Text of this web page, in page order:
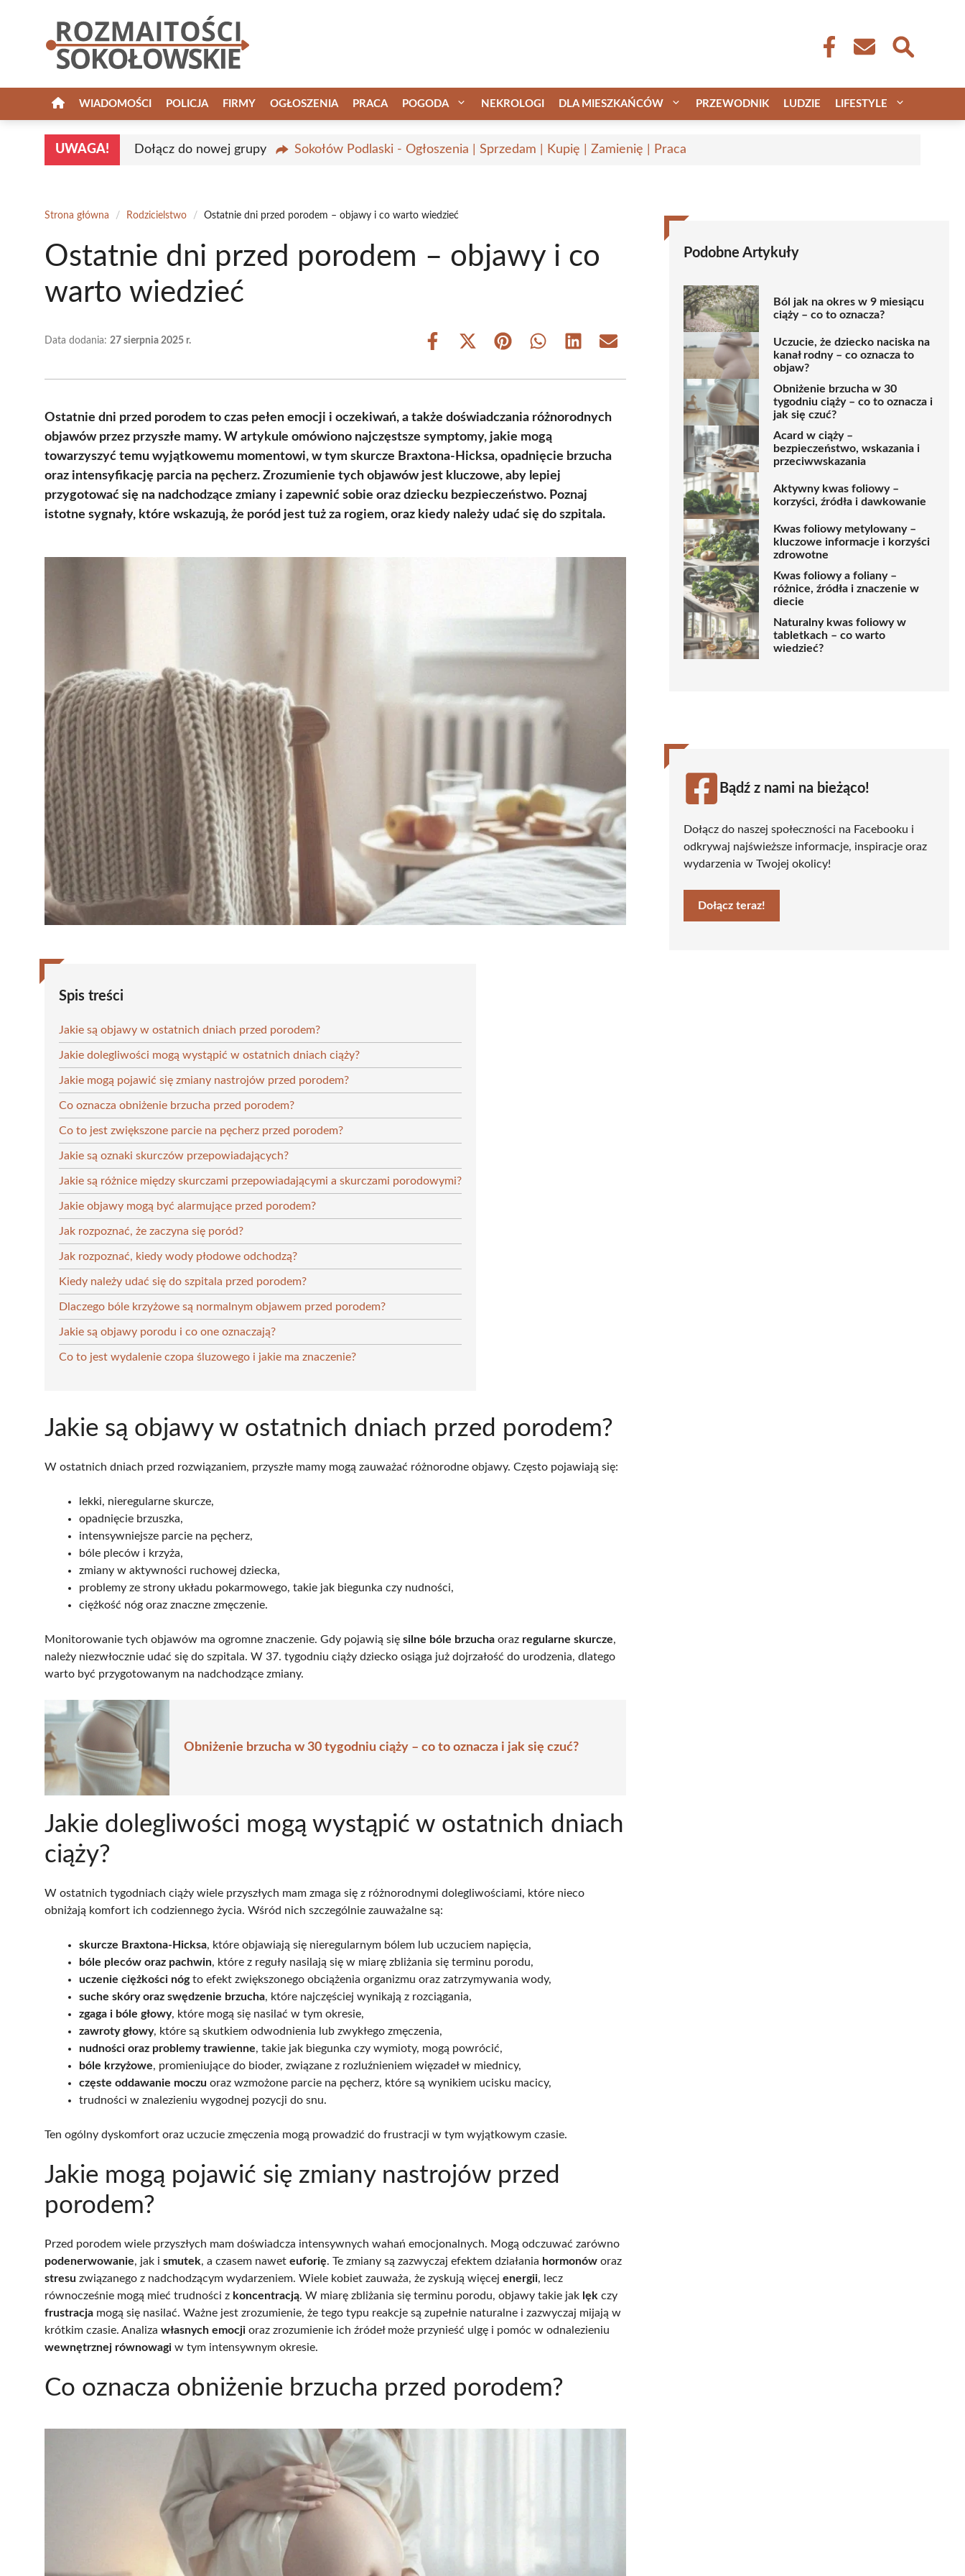
WIADOMOŚCI POLICJA FIRMY OGŁOSZENIA PRACA POGODA NEKROLOGI DLA MIESZKAŃCÓW PRZEWODNIK LUDZIE LIFESTYLE
UWAGA! Dołącz do nowej grupy Sokołów Podlaski - Ogłoszenia | Sprzedam | Kupię | Zamienię | Praca
Strona główna / Rodzicielstwo / Ostatnie dni przed porodem – objawy i co warto wiedzieć
Ostatnie dni przed porodem – objawy i co
warto wiedzieć
Data dodania: 27 sierpnia 2025 r.
Share
Share
(Twitter)
Share Share Share Share
Ostatnie dni przed porodem to czas pełen emocji i oczekiwań, a także doświadczania różnorodnych
objawów przez przyszłe mamy. W artykule omówiono najczęstsze symptomy, jakie mogą
towarzyszyć temu wyjątkowemu momentowi, w tym skurcze Braxtona-Hicksa, opadnięcie brzucha
oraz intensyfikację parcia na pęcherz. Zrozumienie tych objawów jest kluczowe, aby lepiej
przygotować się na nadchodzące zmiany i zapewnić sobie oraz dziecku bezpieczeństwo. Poznaj
istotne sygnały, które wskazują, że poród jest tuż za rogiem, oraz kiedy należy udać się do szpitala.
Spis treści
Jakie są objawy w ostatnich dniach przed porodem?
Jakie dolegliwości mogą wystąpić w ostatnich dniach ciąży?
Jakie mogą pojawić się zmiany nastrojów przed porodem?
Co oznacza obniżenie brzucha przed porodem?
Co to jest zwiększone parcie na pęcherz przed porodem?
Jakie są oznaki skurczów przepowiadających?
Jakie są różnice między skurczami przepowiadającymi a skurczami porodowymi?
Jakie objawy mogą być alarmujące przed porodem?
Jak rozpoznać, że zaczyna się poród?
Jak rozpoznać, kiedy wody płodowe odchodzą?
Kiedy należy udać się do szpitala przed porodem?
Dlaczego bóle krzyżowe są normalnym objawem przed porodem?
Jakie są objawy porodu i co one oznaczają?
Co to jest wydalenie czopa śluzowego i jakie ma znaczenie?
Jakie są objawy w ostatnich dniach przed porodem?
W ostatnich dniach przed rozwiązaniem, przyszłe mamy mogą zauważać różnorodne objawy. Często pojawiają się:
lekki, nieregularne skurcze,
opadnięcie brzuszka,
intensywniejsze parcie na pęcherz,
bóle pleców i krzyża,
zmiany w aktywności ruchowej dziecka,
problemy ze strony układu pokarmowego, takie jak biegunka czy nudności,
ciężkość nóg oraz znaczne zmęczenie.
Monitorowanie tych objawów ma ogromne znaczenie. Gdy pojawią się silne bóle brzucha oraz regularne skurcze,
należy niezwłocznie udać się do szpitala. W 37. tygodniu ciąży dziecko osiąga już dojrzałość do urodzenia, dlatego
warto być przygotowanym na nadchodzące zmiany.
Obniżenie brzucha w 30 tygodniu ciąży – co to oznacza i jak się czuć?
Jakie dolegliwości mogą wystąpić w ostatnich dniach
ciąży?
W ostatnich tygodniach ciąży wiele przyszłych mam zmaga się z różnorodnymi dolegliwościami, które nieco
obniżają komfort ich codziennego życia. Wśród nich szczególnie zauważalne są:
skurcze Braxtona-Hicksa, które objawiają się nieregularnym bólem lub uczuciem napięcia,
bóle pleców oraz pachwin, które z reguły nasilają się w miarę zbliżania się terminu porodu,
uczenie ciężkości nógto efekt zwiększonego obciążenia organizmu oraz zatrzymywania wody,
suche skóry oraz swędzenie brzucha, które najczęściej wynikają z rozciągania,
zgaga i bóle głowy, które mogą się nasilać w tym okresie,
zawroty głowy, które są skutkiem odwodnienia lub zwykłego zmęczenia,
nudności oraz problemy trawienne, takie jak biegunka czy wymioty, mogą powrócić,
bóle krzyżowe, promieniujące do bioder, związane z rozluźnieniem więzadeł w miednicy,
częste oddawanie moczu oraz wzmożone parcie na pęcherz, które są wynikiem ucisku macicy,
trudności w znalezieniu wygodnej pozycji do snu.
Ten ogólny dyskomfort oraz uczucie zmęczenia mogą prowadzić do frustracji w tym wyjątkowym czasie.
Jakie mogą pojawić się zmiany nastrojów przed
porodem?
Przed porodem wiele przyszłych mam doświadcza intensywnych wahań emocjonalnych. Mogą odczuwać zarówno
podenerwowanie, jak i smutek, a czasem nawet euforię. Te zmiany są zazwyczaj efektem działania hormonów oraz
stresu związanego z nadchodzącym wydarzeniem. Wiele kobiet zauważa, że zyskują więcej energii, lecz
równocześnie mogą mieć trudności z koncentracją. W miarę zbliżania się terminu porodu, objawy takie jak lęk czy
frustracja mogą się nasilać. Ważne jest zrozumienie, że tego typu reakcje są zupełnie naturalne i zazwyczaj mijają w
krótkim czasie. Analiza własnych emocji oraz zrozumienie ich źródeł może przynieść ulgę i pomóc w odnalezieniu
wewnętrznej równowagi w tym intensywnym okresie.
Co oznacza obniżenie brzucha przed porodem?
Podobne Artykuły
Ból jak na okres w 9 miesiącu
ciąży – co to oznacza?
Uczucie, że dziecko naciska na
kanał rodny – co oznacza to
objaw?
Obniżenie brzucha w 30
tygodniu ciąży – co to oznacza i
jak się czuć?
Acard w ciąży –
bezpieczeństwo, wskazania i
przeciwwskazania
Aktywny kwas foliowy –
korzyści, źródła i dawkowanie
Kwas foliowy metylowany –
kluczowe informacje i korzyści
zdrowotne
Kwas foliowy a foliany –
różnice, źródła i znaczenie w
diecie
Naturalny kwas foliowy w
tabletkach – co warto
wiedzieć?
Bądź z nami na bieżąco!
Dołącz do naszej społeczności na Facebooku i
odkrywaj najświeższe informacje, inspiracje oraz
wydarzenia w Twojej okolicy!
Dołącz teraz!